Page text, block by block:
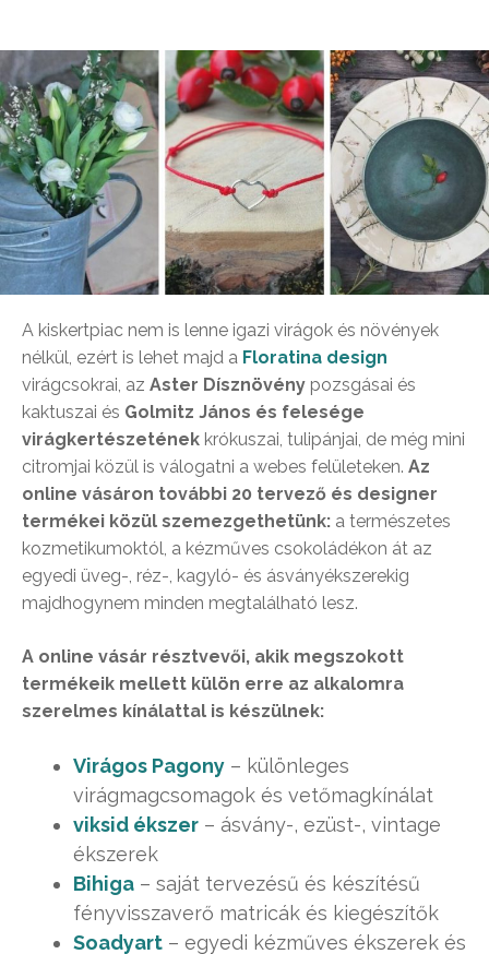
A kiskertpiac nem is lenne igazi virágok és növények
nélkül, ezért is lehet majd a Floratina design
virágcsokrai, az Aster Dísznövény pozsgásai és
kaktuszai és Golmitz János és felesége
virágkertészetének krókuszai, tulipánjai, de még mini
citromjai közül is válogatni a webes felületeken. Az
online vásáron további 20 tervező és designer
termékei közül szemezgethetünk: a természetes
kozmetikumoktól, a kézműves csokoládékon át az
egyedi üveg-, réz-, kagyló- és ásványékszerekig
majdhogynem minden megtalálható lesz.
A online vásár résztvevői, akik megszokott
termékeik mellett külön erre az alkalomra
szerelmes kínálattal is készülnek:
Virágos Pagony – különleges
virágmagcsomagok és vetőmagkínálat
viksid ékszer – ásvány-, ezüst-, vintage
ékszerek
Bihiga – saját tervezésű és készítésű
fényvisszaverő matricák és kiegészítők
Soadyart – egyedi kézműves ékszerek és